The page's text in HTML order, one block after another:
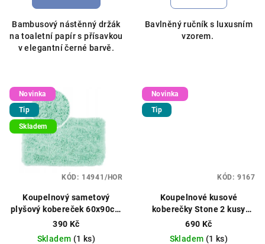
Bambusový nástěnný držák
na toaletní papír s přísavkou
v elegantní černé barvě.
Bavlněný ručník s luxusním
vzorem.
Novinka
Tip
Skladem
Koupelnový sametový
plyšový kobereček 60x90cm
různé barvy
390 Kč
Skladem (1 ks)
KÓD: 14941/HOR
Novinka
Tip
Koupelnové kusové
koberečky Stone 2 kusy
80x50/40x50cm bežový
690 Kč
Skladem (1 ks)
KÓD: 9167